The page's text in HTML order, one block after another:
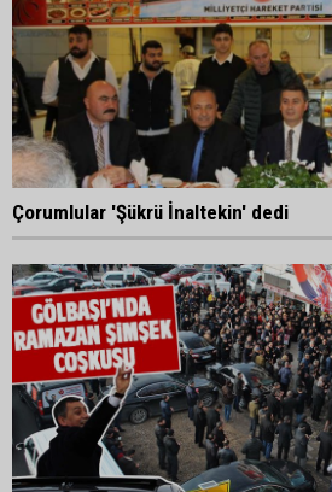
Çorumlular 'Şükrü İnaltekin' dedi